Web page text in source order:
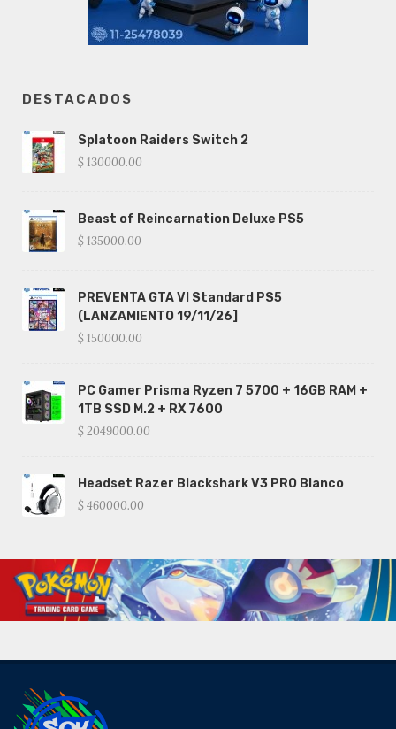
DESTACADOS
Splatoon Raiders Switch 2
$ 130000.00
Beast of Reincarnation Deluxe PS5
$ 135000.00
PREVENTA GTA VI Standard PS5
(LANZAMIENTO 19/11/26]
$ 150000.00
PC Gamer Prisma Ryzen 7 5700 + 16GB RAM +
1TB SSD M.2 + RX 7600
$ 2049000.00
Headset Razer Blackshark V3 PRO Blanco
$ 460000.00